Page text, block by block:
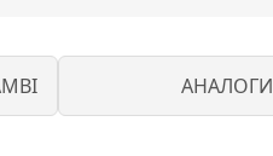
АНАЛОГИ